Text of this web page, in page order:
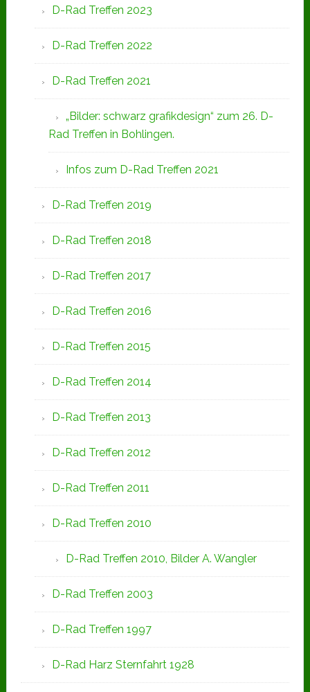
D-Rad Treffen 2023
D-Rad Treffen 2022
D-Rad Treffen 2021
„Bilder: schwarz grafikdesign“ zum 26. D-
Rad Treffen in Bohlingen.
Infos zum D-Rad Treffen 2021
D-Rad Treffen 2019
D-Rad Treffen 2018
D-Rad Treffen 2017
D-Rad Treffen 2016
D-Rad Treffen 2015
D-Rad Treffen 2014
D-Rad Treffen 2013
D-Rad Treffen 2012
D-Rad Treffen 2011
D-Rad Treffen 2010
D-Rad Treffen 2010, Bilder A. Wangler
D-Rad Treffen 2003
D-Rad Treffen 1997
D-Rad Harz Sternfahrt 1928